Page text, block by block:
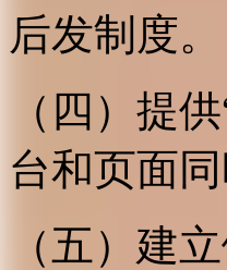
后发制度。
（四）提
台和页面
（五）建